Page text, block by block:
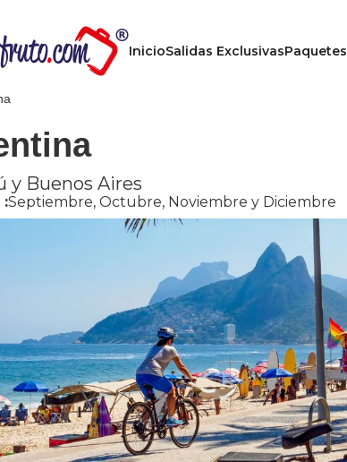
InicioSalidas ExclusivasPaquetes
y Buenos Aires
:Septiembre, Octubre, Noviembre y Diciembre